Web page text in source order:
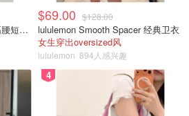
：AP Photo/Richard Drew
慕这两个字说累了！Lululemon CEO
得 1650 万美元薪酬！
美丽废物 1680 1
lululemon Softstreme 女士高腰短裤 10cm
$69.00 $128.00
lululemon Smooth Spacer 经典卫衣
女生穿出oversized风
lululemon 894人感兴趣
4